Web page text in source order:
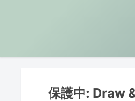
保護中: Draw